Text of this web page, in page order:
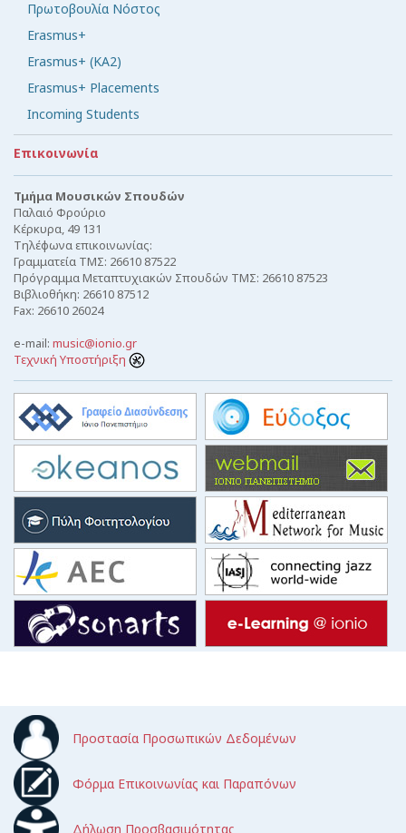
Πρωτοβουλία Νόστος
Erasmus+
Erasmus+ (KA2)
Erasmus+ Placements
Incoming Students
Επικοινωνία
Τμήμα Μουσικών Σπουδών
Παλαιό Φρούριο
Κέρκυρα, 49 131
Τηλέφωνα επικοινωνίας:
Γραμματεία ΤΜΣ: 26610 87522
Πρόγραμμα Μεταπτυχιακών Σπουδών ΤΜΣ: 26610 87523
Βιβλιοθήκη: 26610 87512
Fax: 26610 26024
e-mail: music@ionio.gr
Τεχνική Υποστήριξη
Προστασία Προσωπικών Δεδομένων
Φόρμα Επικοινωνίας και Παραπόνων
Δήλωση Προσβασιμότητας